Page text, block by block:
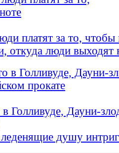
платят за то, чтобы
откуда люди выходят
Голливуде, Дауни-
душу